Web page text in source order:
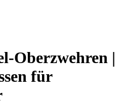
Oberzwehren |
für